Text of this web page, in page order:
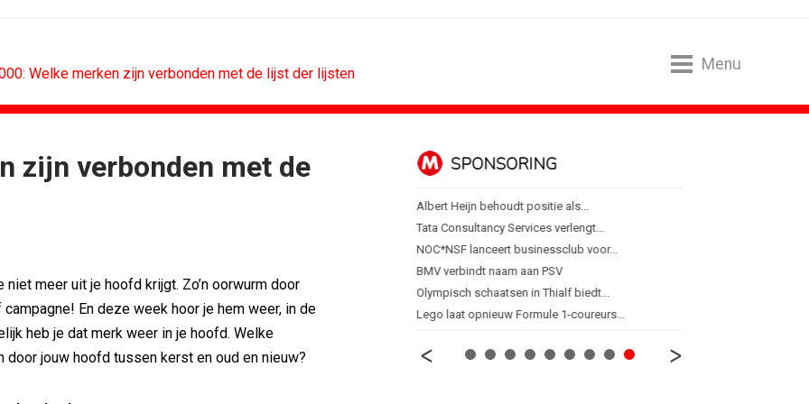
Welke merken zijn verbonden met de lijst der lijsten
Menu
zijn verbonden met de
niet meer uit je hoofd krijgt. Zo’n oorwurm door
En deze week hoor je hem weer, in de
heb je dat merk weer in je hoofd. Welke
door jouw hoofd tussen kerst en oud en nieuw?
in voor...
met Roy...
SPONSORING
Olympisch schaatsen in Thialf biedt...
Lego laat opnieuw Formule 1-coureurs...
ALGEMEEN
Ankie Hofste (Norah): 'Merk moet...
[column] De Nederlandse klant als...
Lotte Willemsen: Hoe merken hun...
[column] Rust is het nieuwe premium
Efficiëntie is niet genoeg als...
'Een trend is geen eindpunt, maar...